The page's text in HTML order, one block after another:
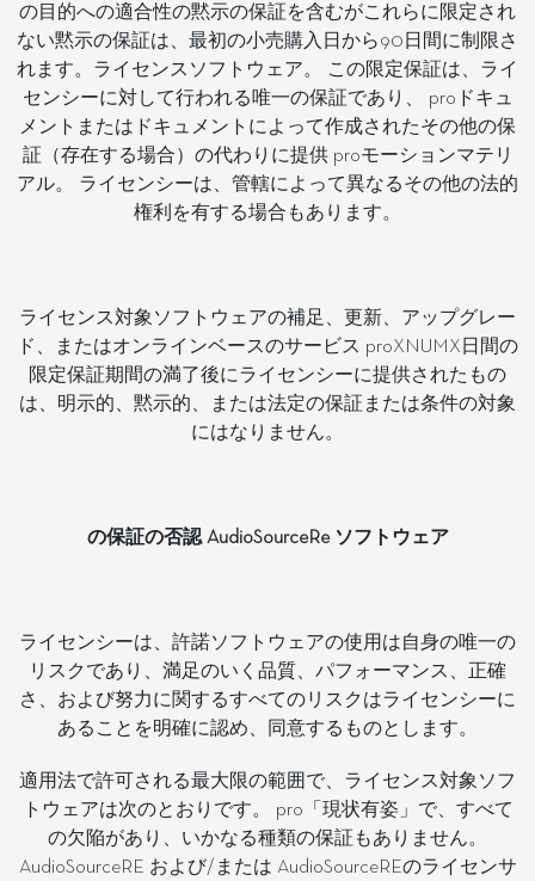
の目的への適合性の黙示の保証を含むがこれらに限定され
ない黙示の保証は、最初の小売購入日から90日間に制限さ
れます。ライセンスソフトウェア。 この限定保証は、ライ
センシーに対して行われる唯一の保証であり、 proドキュ
メントまたはドキュメントによって作成されたその他の保
証（存在する場合）の代わりに提供 proモーションマテリ
アル。 ライセンシーは、管轄によって異なるその他の法的
権利を有する場合もあります。
ライセンス対象ソフトウェアの補足、更新、アップグレー
ド、またはオンラインベースのサービス proXNUMX日間の
限定保証期間の満了後にライセンシーに提供されたもの
は、明示的、黙示的、または法定の保証または条件の対象
にはなりません。
の保証の否認 AudioSourceRe ソフトウェア
ライセンシーは、許諾ソフトウェアの使用は自身の唯一の
リスクであり、満足のいく品質、パフォーマンス、正確
さ、および努力に関するすべてのリスクはライセンシーに
あることを明確に認め、同意するものとします。
適用法で許可される最大限の範囲で、ライセンス対象ソフ
トウェアは次のとおりです。 pro「現状有姿」で、すべて
の欠陥があり、いかなる種類の保証もありません。
AudioSourceRE および/または AudioSourceREのライセンサ